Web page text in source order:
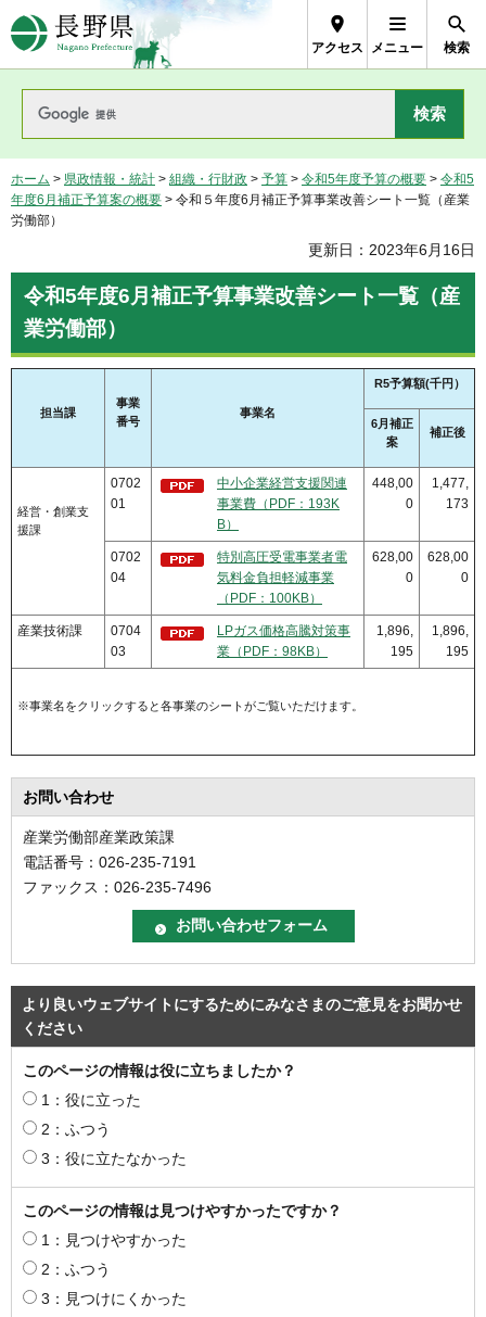
長野県Nagano Prefecture
アクセス メニュー 検索
ホーム > 県政情報・統計 > 組織・行財政 > 予算 > 令和5年度予算の概要 > 令和5
年度6月補正予算案の概要 > 令和５年度6月補正予算事業改善シート一覧（産業
労働部）
更新日：2023年6月16日
令和5年度6月補正予算事業改善シート一覧（産
業労働部）
担当課
事業
番号
事業名
R5予算額(千円）
6月補正
案
補正後
経営・創業支
援課
0702
01
中小企業経営支援関連
事業費（PDF：193K
B）
448,00
0
1,477,
173
0702
04
特別⾼圧受電事業者電
気料⾦負担軽減事業
（PDF：100KB）
628,00
0
628,00
0
産業技術課
0704
03
LPガス価格高騰対策事
業（PDF：98KB）
1,896,
195
1,896,
195
※事業名をクリックすると各事業のシートがご覧いただけます。
お問い合わせ
産業労働部産業政策課
電話番号：026-235-7191
ファックス：026-235-7496
より良いウェブサイトにするためにみなさまのご意見をお聞かせ
ください
このページの情報は役に立ちましたか？
1：役に立った
2：ふつう
3：役に立たなかった
このページの情報は見つけやすかったですか？
1：見つけやすかった
2：ふつう
3：見つけにくかった